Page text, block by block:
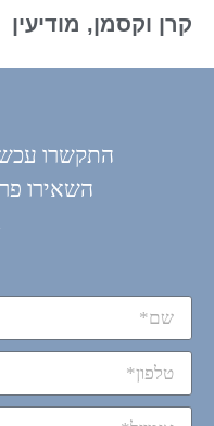
קרן וקסמן, מודיעין
השאירו